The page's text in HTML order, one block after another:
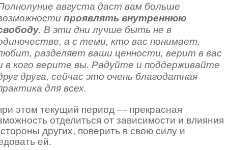
августа даст вам больше
проявлять внутреннюю
. В эти дни лучше быть не в
а с теми, кто вас понимает,
разделяет ваши ценности, верит в вас
в кого верите вы. Радуйте и поддерживайте
друга, сейчас это очень благодатная
для всех.
этом текущий период — прекрасная
отделиться от зависимости и влияния
других, поверить в свою силу и
ей.